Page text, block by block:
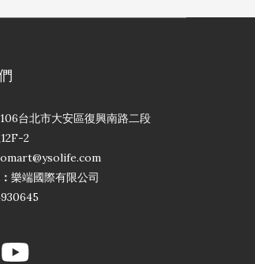
106台北市大安區復興南路二段
2
樂端國際有限公司